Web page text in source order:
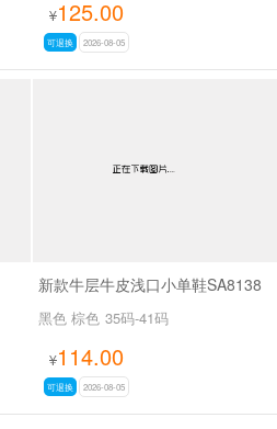
¥125.00
可退换 2026-08-05
新款牛层牛皮浅口小单鞋SA8138
黑色 棕色 35码-41码
¥114.00
可退换 2026-08-05